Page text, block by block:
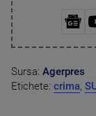
Sursa: Agerpres
Etichete: crima,